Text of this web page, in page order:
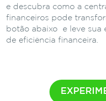
e descubra como a
financeiros pode
botão abaixo e leve sua
de eficiência financeira.